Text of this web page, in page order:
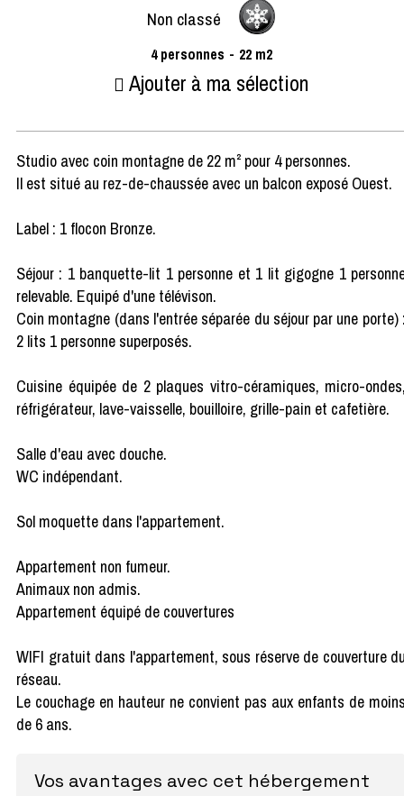
Non classé
4 personnes 22 m2
Ajouter à ma sélection
Studio avec coin montagne de 22 m² pour 4 personnes.
Il est situé au rez-de-chaussée avec un balcon exposé Ouest.
Label : 1 flocon Bronze.
Séjour : 1 banquette-lit 1 personne et 1 lit gigogne 1
relevable. Equipé d'une télévison.
Coin montagne (dans l'entrée séparée du séjour par une porte)
2 lits 1 personne superposés.
Cuisine équipée de 2 plaques vitro-céramiques, micro-
réfrigérateur, lave-vaisselle, bouilloire, grille-pain et cafetière.
Salle d'eau avec douche.
WC indépendant.
Sol moquette dans l'appartement.
Appartement non fumeur.
Animaux non admis.
Appartement équipé de couvertures
WIFI gratuit dans l'appartement, sous réserve de couverture
réseau.
Le couchage en hauteur ne convient pas aux enfants de
de 6 ans.
Vos avantages avec cet hébergement